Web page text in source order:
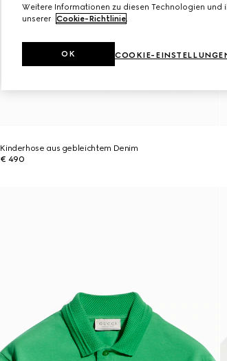
Kinderhose aus gebleichtem Denim
€ 490
Weitere Informationen zu diesen Technologien und
unserer Cookie-Richtlinie.
COOKIE-
OK